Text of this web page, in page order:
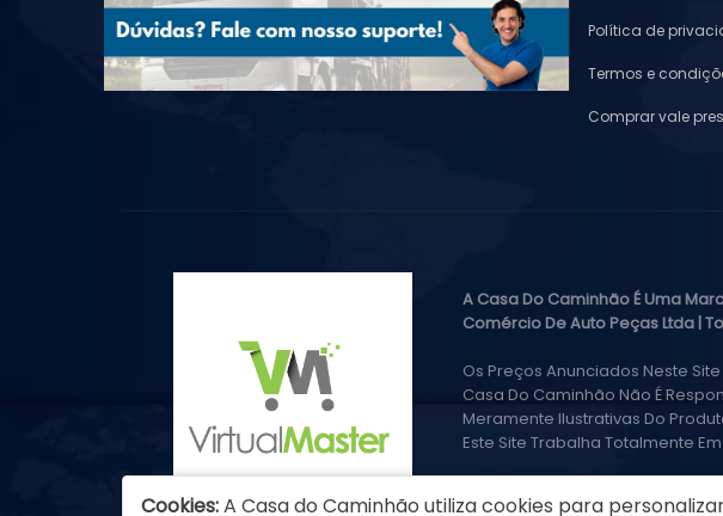
Política de
Termos e
Comprar vale
A Casa Do Caminhão É Uma
Comércio De Auto Peças Ltda |
Os Preços Anunciados Neste
Casa Do Caminhão Não É
Meramente Ilustrativas Do
Este Site Trabalha Totalmente
Cookies:A Casa do Caminhão utiliza cookies para